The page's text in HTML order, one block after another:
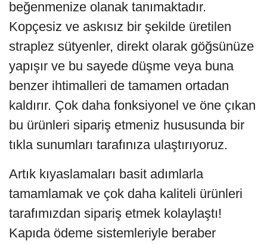
beğenmenize olanak tanımaktadır.
Kopçesiz ve askısız bir şekilde üretilen
straplez sütyenler, direkt olarak göğsünüze
yapışır ve bu sayede düşme veya buna
benzer ihtimalleri de tamamen ortadan
kaldırır. Çok daha fonksiyonel ve öne çıkan
bu ürünleri sipariş etmeniz hususunda bir
tıkla sunumları tarafınıza ulaştırıyoruz.
Artık kıyaslamaları basit adımlarla
tamamlamak ve çok daha kaliteli ürünleri
tarafımızdan sipariş etmek kolaylaştı!
Kapıda ödeme sistemleriyle beraber